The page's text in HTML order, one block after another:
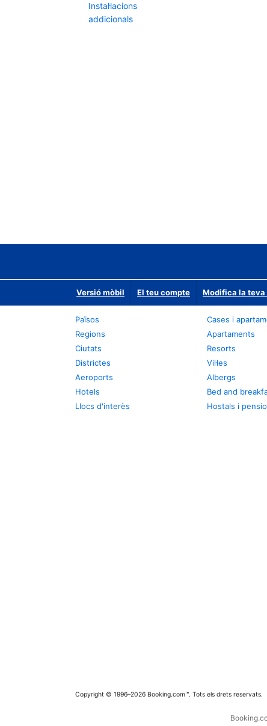
Instal·lacions
addicionals
Versió mòbil El teu compte Modifica la teva
Països
Regions
Ciutats
Districtes
Aeroports
Hotels
Llocs d'interès
Cases i
Apartaments
Resorts
Vil·les
Albergs
Bed and
Hostals i
Copyright © 1996–2026 Booking.com™. Tots els drets reservats.